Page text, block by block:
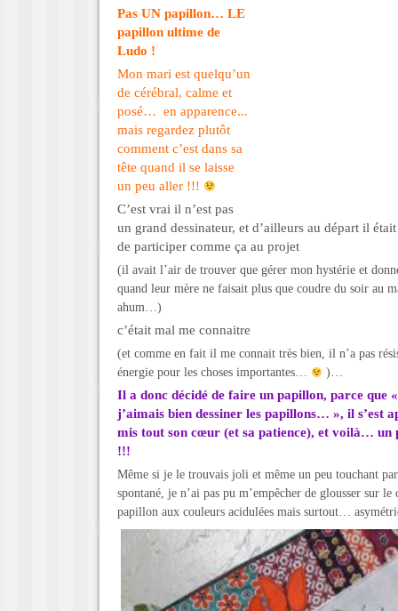
Pas UN papillon… LE
papillon ultime de
Ludo !
Mon mari est quelqu’un
de cérébral, calme et
posé… en apparence...
mais regardez plutôt
comment c’est dans sa
tête quand il se laisse
un peu aller !!!
C’est vrai il n’est pas
un grand dessinateur, et d’ailleurs au départ il
de participer comme ça au projet
(il avait l’air de trouver que gérer mon hystérie et
quand leur mère ne faisait plus que coudre du soir au
ahum…)
c’était mal me connaitre
(et comme en fait il me connait très bien, il n’a pas
énergie pour les choses importantes…
)…
Il a donc décidé de faire un papillon, parce que
j’aimais bien dessiner les papillons… », il s’est
mis tout son cœur (et sa patience), et voilà… un
!!!
Même si je le trouvais joli et même un peu touchant
spontané, je n’ai pas pu m’empêcher de glousser sur
papillon aux couleurs acidulées mais surtout…